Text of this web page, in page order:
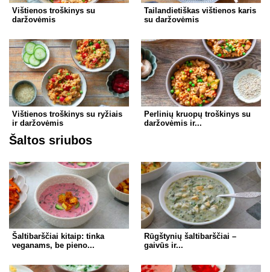
Vištienos troškinys su
daržovėmis
Tailandietiškas vištienos karis
su daržovėmis
Vištienos troškinys su ryžiais
ir daržovėmis
Perlinių kruopų troškinys su
daržovėmis ir...
Šaltos sriubos
Šaltibarščiai kitaip: tinka
veganams, be pieno...
Rūgštynių šaltibarščiai –
gaivūs ir...